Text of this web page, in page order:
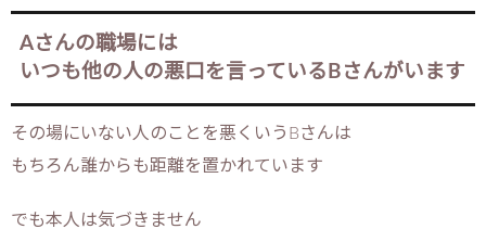
Aさんの職場には
いつも他の人の悪口を言っているBさんがいます
その場にいない人のことを悪くいうBさんは
もちろん誰からも距離を置かれています
でも本人は気づきません